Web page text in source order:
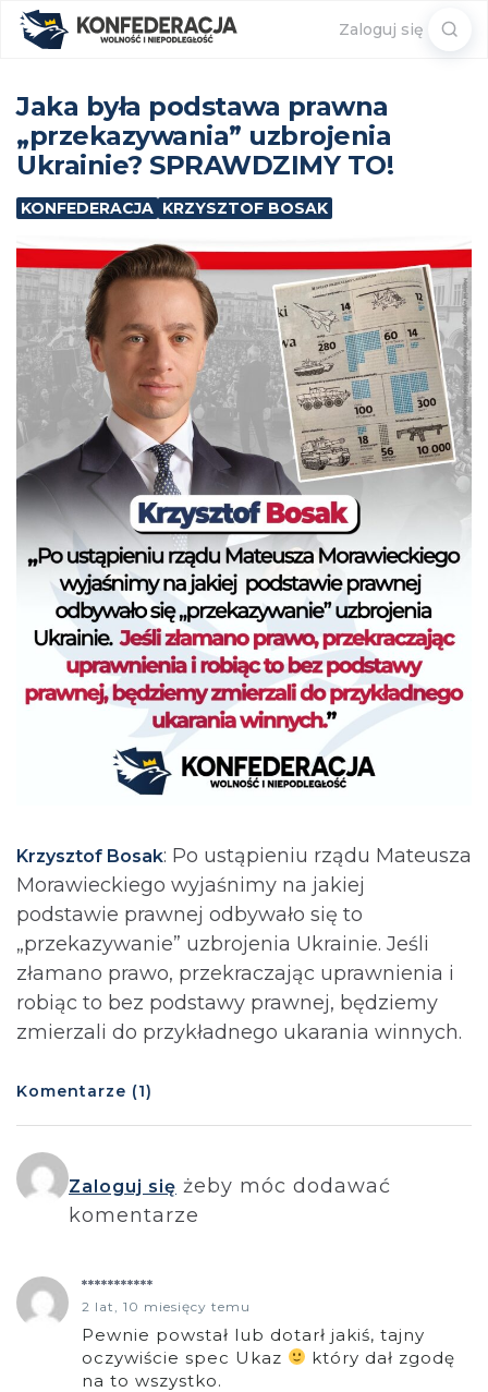
Zaloguj się
Jaka była podstawa prawna
„przekazywania” uzbrojenia
Ukrainie? SPRAWDZIMY TO!
KONFEDERACJA KRZYSZTOF BOSAK
Krzysztof Bosak: Po ustąpieniu rządu Mateusza
Morawieckiego wyjaśnimy na jakiej
podstawie prawnej odbywało się to
„przekazywanie” uzbrojenia Ukrainie. Jeśli
złamano prawo, przekraczając uprawnienia i
robiąc to bez podstawy prawnej, będziemy
zmierzali do przykładnego ukarania winnych.
Komentarze (1)
Zaloguj się żeby móc dodawać
komentarze
***********
2 lat, 10 miesięcy temu
Pewnie powstał lub dotarł jakiś, tajny
oczywiście spec Ukaz
który dał zgodę
na to wszystko.